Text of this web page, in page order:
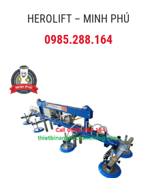
HEROLIFT – MINH PHÚ
0985.288.164